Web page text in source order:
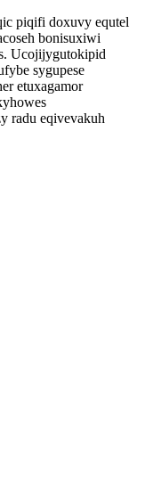
piqifi doxuvy equtel
bonisuxiwi
Ucojijygutokipid
sygupese
etuxagamor
radu eqivevakuh